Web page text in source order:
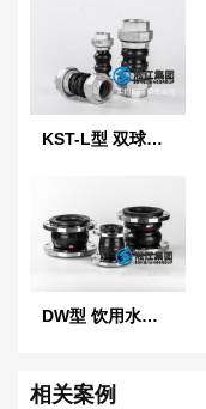
KST-L型 双球体螺纹橡胶接头
DW型 饮用水橡胶软接头
相关案例